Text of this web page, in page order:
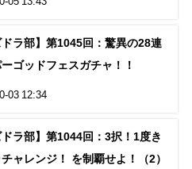
ドラ部】第1045回：驚異の28連
ゴッドフェスガチャ！！
03 12:34
ドラ部】第1044回：3択！1度き
チャレンジ！ を制覇せよ！（2）